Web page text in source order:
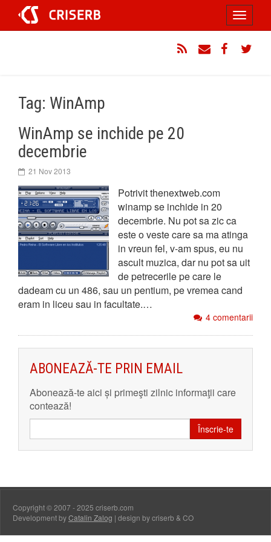
conținut
Toggle
Tag: WinAmp
WinAmp se inchide pe 20
decembrie
21 Nov 2013
Potrivit thenextweb.com
winamp se inchide in 20
decembrie. Nu pot sa zic ca
este o veste care sa ma atinga
in vreun fel, v-am spus, eu nu
ascult muzica, dar nu pot sa uit
de petrecerile pe care le
dadeam cu un 486, sau un pentium, pe vremea cand
eram in liceu sau in facultate.…
4 comentarii
ABONEAZĂ-TE PRIN EMAIL
Abonează-te aici și primeşti zilnic informaţii care
contează!
Înscrie-te
Copyright © 2007 - 2025 criserb.com
Development byCatalin Zalog | design by criserb & CO